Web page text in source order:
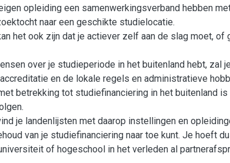
opleiding een samenwerkingsverband hebben
naar een geschikte studielocatie.
het ook zijn dat je actiever zelf aan de slag moet, of
over je studieperiode in het buitenland hebt, zal
en de lokale regels en administratieve
betrekking tot studiefinanciering in het buitenland
je landenlijsten met daarop instellingen en
van je studiefinanciering naar toe kunt. Je hoeft
of hogeschool in het verleden al